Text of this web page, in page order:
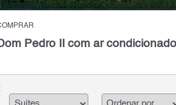
Pedro II com ar